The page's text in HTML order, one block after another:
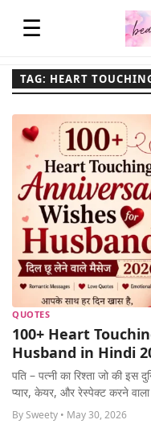
☰
QUOTES
LIFESTYLE
FASHION & STYLE
CONTACT NAME IDEAS
MORE
TAG: HEART
QUOTES
100+ Heart
Husband in Hindi
पति – पत्नी का रिश्ता जो की इस
प्यार, केयर, और रेस्पेक्ट करने वाला
By Sweety • May 30, 2026